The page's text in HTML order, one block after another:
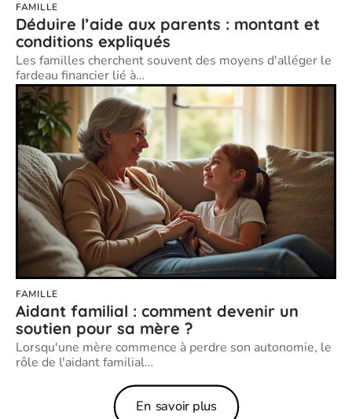
FAMILLE
Déduire l’aide aux parents : montant et
conditions expliqués
Les familles cherchent souvent des moyens d'alléger le
fardeau financier lié à…
FAMILLE
Aidant familial : comment devenir un
soutien pour sa mère ?
Lorsqu'une mère commence à perdre son autonomie, le
rôle de l'aidant familial…
En savoir plus